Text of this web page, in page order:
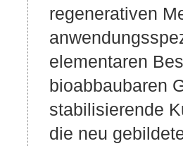
regenerativen
elementaren
bioabbaubaren
stabilisierende
die neu